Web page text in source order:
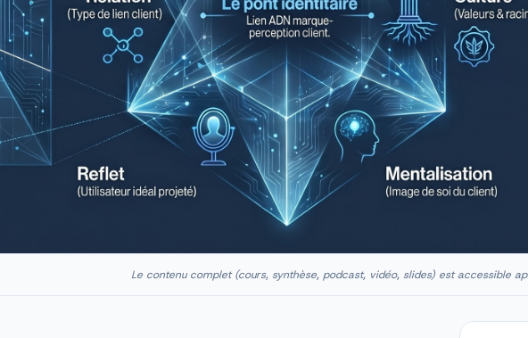
Le contenu complet (cours, synthèse, podcast, vidéo, slides) est accessible